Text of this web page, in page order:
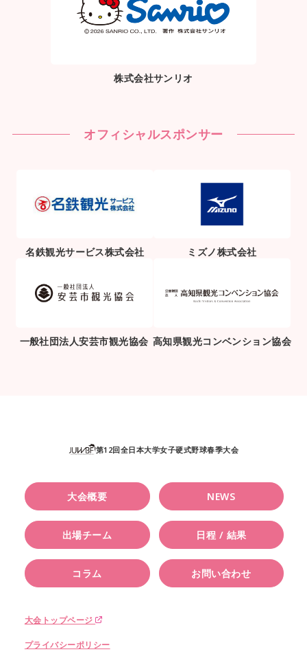
株式会社サンリオ
オフィシャルスポンサー
名鉄観光サービス株式会社 ミズノ株式会社
一般社団法人安芸市観光協会 高知県観光コンベンション協会
第12回全日本大学女子硬式野球春季大会
大会概要 NEWS
出場チーム 日程 / 結果
コラム お問い合わせ
大会トップページ
プライバシーポリシー